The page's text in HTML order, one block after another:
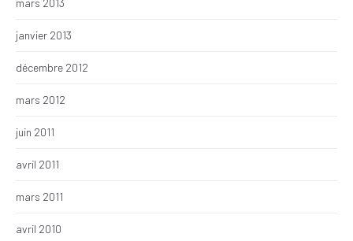
janvier 2013
décembre 2012
mars 2012
juin 2011
avril 2011
mars 2011
avril 2010